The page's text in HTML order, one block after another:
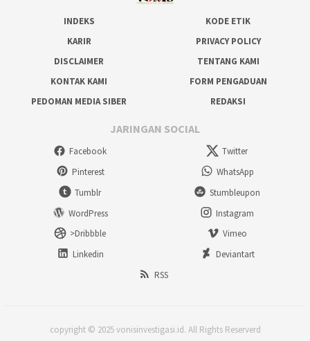
INDEKS
KODE ETIK
KARIR
PRIVACY POLICY
DISCLAIMER
TENTANG KAMI
KONTAK KAMI
FORM PENGADUAN
PEDOMAN MEDIA SIBER
REDAKSI
JARINGAN SOCIAL
Facebook
Twitter
Pinterest
WhatsApp
Tumblr
Stumbleupon
WordPress
Instagram
>Dribbble
Vimeo
Linkedin
Deviantart
RSS
copyright © 2025 vonisinvestigasi.id. All Rights Reserverd